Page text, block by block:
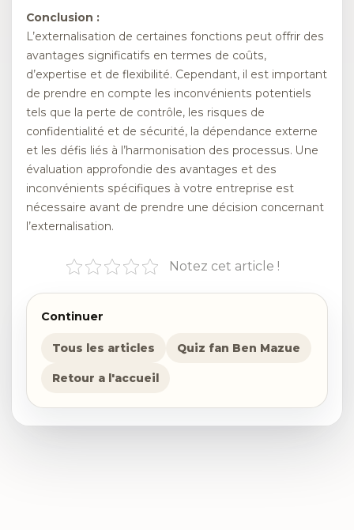
Conclusion :
L’externalisation de certaines fonctions peut offrir des
avantages significatifs en termes de coûts,
d’expertise et de flexibilité. Cependant, il est important
de prendre en compte les inconvénients potentiels
tels que la perte de contrôle, les risques de
confidentialité et de sécurité, la dépendance externe
et les défis liés à l’harmonisation des processus. Une
évaluation approfondie des avantages et des
inconvénients spécifiques à votre entreprise est
nécessaire avant de prendre une décision concernant
l’externalisation.
Notez cet article !
Continuer
Tous les articles Quiz fan Ben Mazue
Retour a l'accueil